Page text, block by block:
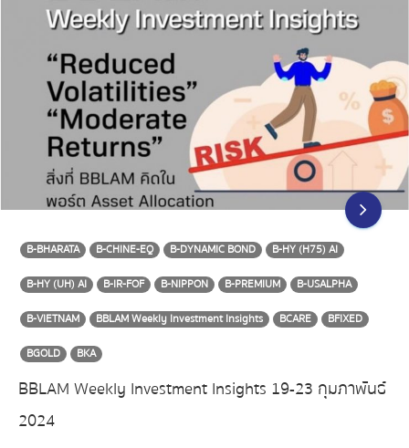
B-BHARATA B-CHINE-EQ B-DYNAMIC BOND
B-HY (H75) AI
B-HY (UH) AI
B-IR-FOF B-NIPPON B-PREMIUM
B-USALPHA
B-VIETNAM
BBLAM Weekly Investment Insights BCARE
BFIXED
BGOLD
BKA
BBLAM Weekly Investment Insights 19-23 กุมภาพันธ์
2024